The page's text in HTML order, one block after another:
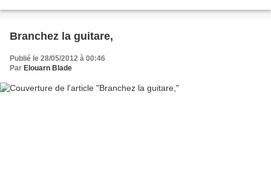
Branchez la guitare,
Publié le 28/05/2012 à 00:46
Par Elouarn Blade